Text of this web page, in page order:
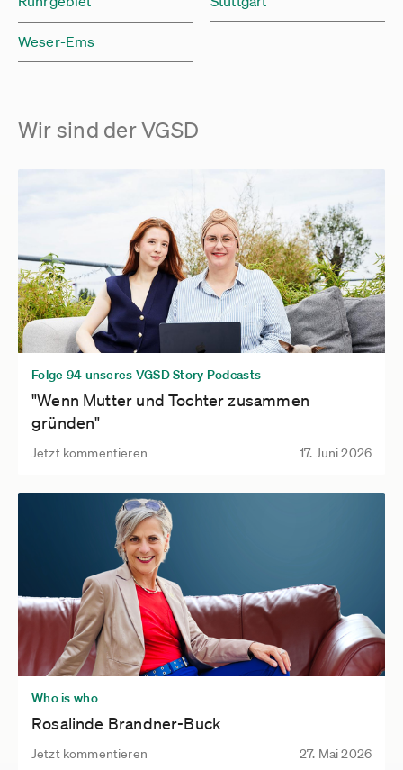
Weser-Ems
Wir sind der VGSD
Folge 94 unseres VGSD Story Podcasts
"Wenn Mutter und Tochter zusammen
gründen"
Jetzt kommentieren 17. Juni 2026
Who is who
Rosalinde Brandner-Buck
Jetzt kommentieren 27. Mai 2026